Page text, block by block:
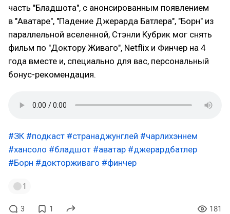
часть "Бладшота", с анонсированным появлением
в "Аватаре", "Падение Джерарда Батлера", "Борн" из
параллельной вселенной, Стэнли Кубрик мог снять
фильм по "Доктору Живаго", Netflix и Финчер на 4
года вместе и, специально для вас, персональный
бонус-рекомендация.
#ЗК #подкаст #странаджунглей #чарлихэннем
#хансоло #бладшот #аватар #джерардбатлер
#Борн #докторживаго #финчер
1
3 1 181